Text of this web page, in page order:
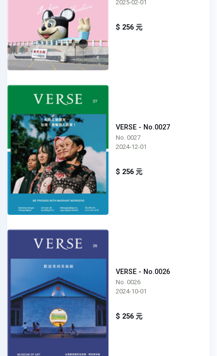
2025-02-01
$ 256 元
VERSE - No.0027
No. 0027
2024-12-01
$ 256 元
VERSE - No.0026
No. 0026
2024-10-01
$ 256 元